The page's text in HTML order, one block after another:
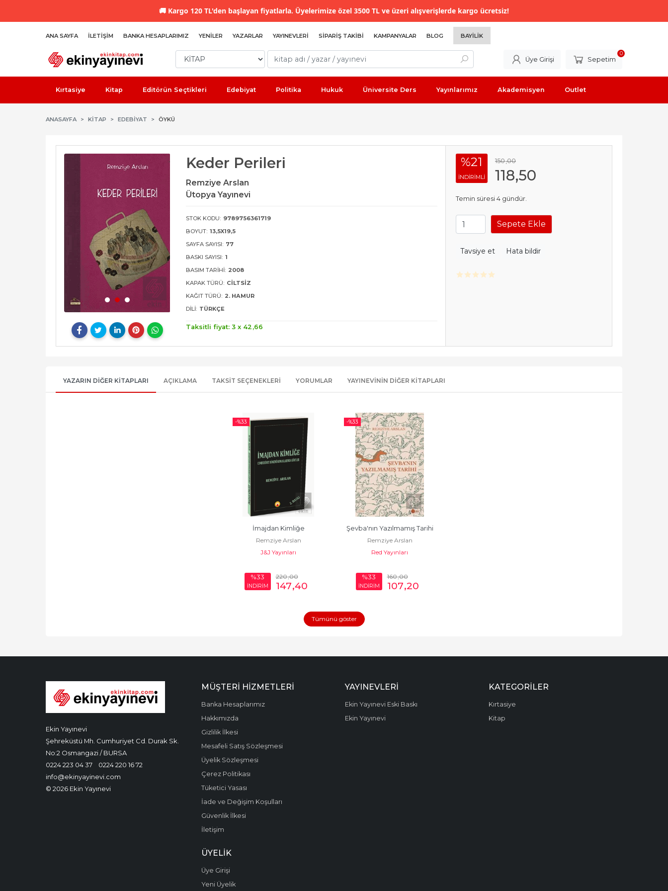
🚚 Kargo 120 TL'den başlayan fiyatlarla. Üyelerimize özel 3500 TL ve üzeri alışverişlerde kargo ücretsiz!
ANA SAYFA İLETIŞIM BANKA HESAPLARIMIZ YENILER YAZARLAR YAYINEVLERI SIPARIŞ TAKIBI KAMPANYALAR BLOG BAYILIK
Üye Girişi Sepetim
0
Kırtasiye Kitap Editörün Seçtikleri Edebiyat Politika Hukuk Üniversite Ders Yayınlarımız Akademisyen Outlet
ANASAYFA KİTAP EDEBIYAT ÖYKÜ
Keder Perileri
Remziye Arslan
Ütopya Yayınevi
STOK KODU: 9789756361719
BOYUT: 13,5X19,5
SAYFA SAYISI: 77
BASKI SAYISI: 1
BASIM TARIHI: 2008
KAPAK TÜRÜ: CILTSIZ
KAĞIT TÜRÜ: 2. HAMUR
DILI: TÜRKÇE
Taksitli fiyat: 3 x 42 ,66
%21
INDIRIMLI
150,00
118,50
Temin süresi 4 gündür.
Sepete Ekle
Tavsiye et Hata bildir
YAZARIN DIĞER KITAPLARI AÇIKLAMA TAKSIT SEÇENEKLERI YORUMLAR YAYINEVININ DIĞER KITAPLARI
-%33
İmajdan Kimliğe
Remziye Arslan
J&J Yayınları
%33
İNDİRİM
220,00
147,40
-%33
Şevba'nın Yazılmamış Tarihi
Remziye Arslan
Red Yayınları
%33
İNDİRİM
160,00
107,20
Tümünü göster
Ekin Yayınevi
Şehreküstü Mh. Cumhuriyet Cd. Durak Sk.
No:2 Osmangazi / BURSA
0224 223 04 37
0224 220 16 72
info@ekinyayinevi.com
© 2026 Ekin Yayınevi
MÜŞTERI HIZMETLERI
Banka Hesaplarımız
Hakkımızda
Gizlilik İlkesi
Mesafeli Satış Sözleşmesi
Üyelik Sözleşmesi
Çerez Politikası
Tüketici Yasası
İade ve Değişim Koşulları
Güvenlik İlkesi
İletişim
YAYINEVLERI
Ekin Yayınevi Eski Baskı
Ekin Yayınevi
KATEGORILER
Kırtasiye
Kitap
ÜYELIK
Üye Girişi
Yeni Üyelik